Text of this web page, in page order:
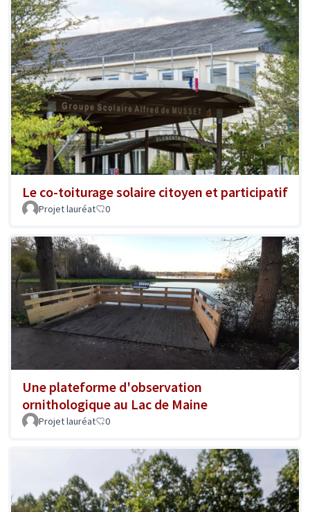
Le co-toiturage solaire citoyen et participatif
Projet lauréat 0
Une plateforme d'observation
ornithologique au Lac de Maine
Projet lauréat 0